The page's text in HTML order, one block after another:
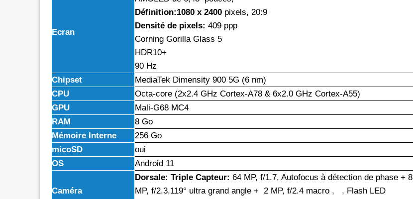
Ecran
Définition:1080 x 2400 pixels, 20:9
Densité de pixels: 409 ppp
Corning Gorilla Glass 5
HDR10+
90 Hz
Chipset
MediaTek Dimensity 900 5G (6 nm)
CPU
Octa-core (2x2.4 GHz Cortex-A78 & 6x2.0 GHz Cortex-A55)
GPU
Mali-G68 MC4
RAM
8 Go
Mémoire Interne
256 Go
micoSD
oui
OS
Android 11
Caméra
Dorsale: Triple Capteur: 64 MP, f/1.7, Autofocus à détection de phase + 8
MP, f/2.3,119° ultra grand angle + 2 MP, f/2.4 macro , , Flash LED